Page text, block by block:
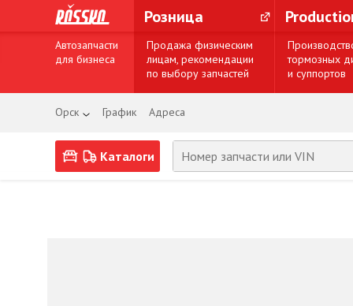
Розница
Автозапчасти
для бизнеса
Продажа физическим
лицам, рекомендации
по выбору запчастей
тормозных
и суппортов
Орск График Адреса
Каталоги